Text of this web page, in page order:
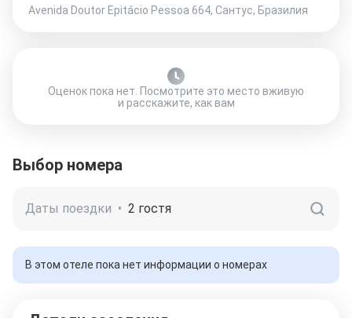
Avenida Doutor Epitácio Pessoa 664, Сантус, Бразилия
Оценок пока нет. Посмотрите это место вживую
и расскажите, как вам
Выбор номера
Даты поездки • 2 гостя
В этом отеле пока нет информации о номерах